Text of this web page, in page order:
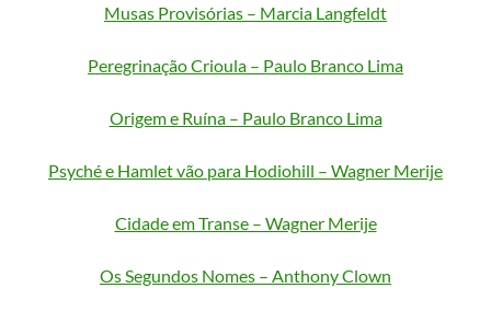
Musas Provisórias – Marcia Langfeldt
Peregrinação Crioula – Paulo Branco Lima
Origem e Ruína – Paulo Branco Lima
Psyché e Hamlet vão para Hodiohill – Wagner Merije
Cidade em Transe – Wagner Merije
Os Segundos Nomes – Anthony Clown